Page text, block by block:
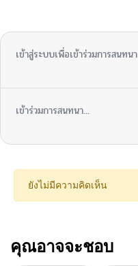
เข้าสู่ระบบเพื่อเข้าร่วมการสนทนา
เข้าร่วมการสนทนา...
ยังไม่มีความคิดเห็น
คุณอาจจะชอบ